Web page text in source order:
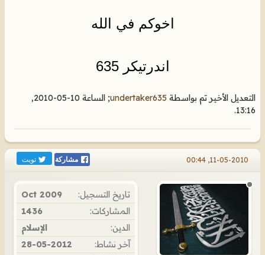
اخوكم في الله
اندرتيكر 635
التعديل الأخير تم بواسطة undertaker635; الساعة
10-05-2010,
13:16
.
11-05-2010, 00:44 مشاركة تويت
تاريخ التسجيل:
Oct 2009
المشاركات:
1436
الدين:
الإسلام
آخر نشاط:
28-05-2012